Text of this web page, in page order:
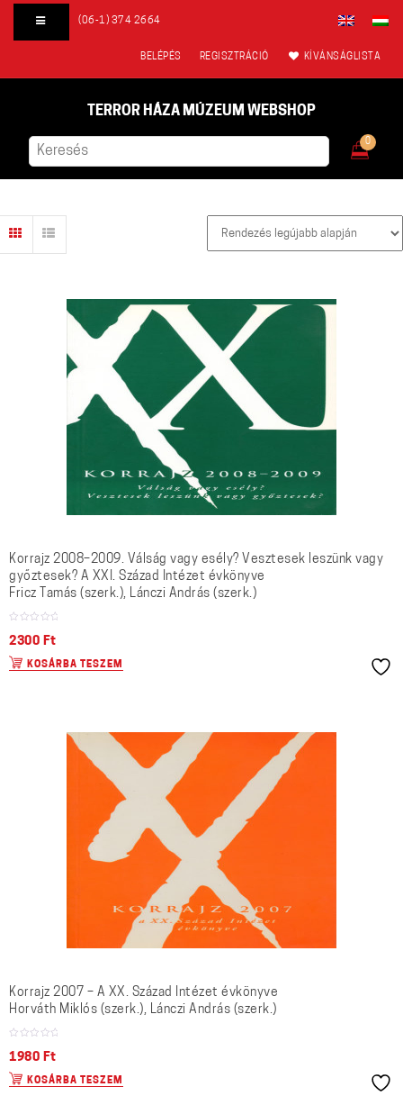
(06-1) 374 2664
BELÉPÉS REGISZTRÁCIÓ KÍVÁNSÁGLISTA
TERROR HÁZA MÚZEUM WEBSHOP
0
Korrajz 2008–2009. Válság vagy esély? Vesztesek leszünk vagy
győztesek? A XXI. Század Intézet évkönyve
Fricz Tamás (szerk.), Lánczi András (szerk.)
2300 Ft
KOSÁRBA TESZEM
Korrajz 2007 – A XX. Század Intézet évkönyve
Horváth Miklós (szerk.), Lánczi András (szerk.)
1980 Ft
KOSÁRBA TESZEM